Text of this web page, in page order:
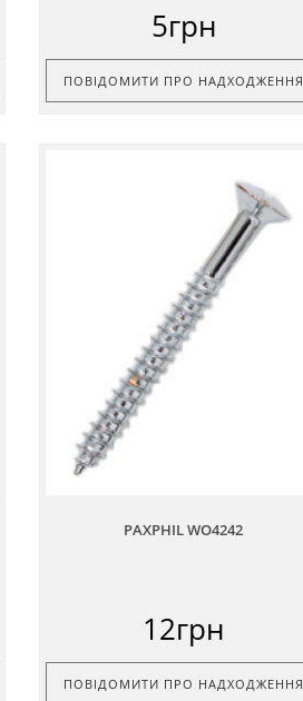
5грн
ПОВІДОМИТИ ПРО НАДХОДЖЕННЯ
PAXPHIL WO4242
12грн
ПОВІДОМИТИ ПРО НАДХОДЖЕННЯ